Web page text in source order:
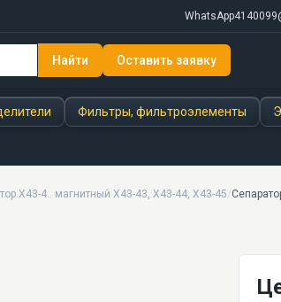
WhatsApp
Найти Оставить заявку
Фильтры, фильтроэлементы
Х43-4.. магнитный Х43-43, Х43-44, Х43-45/